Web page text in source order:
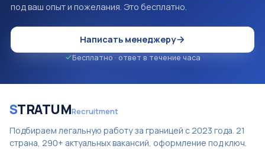
под ваш опыт и пожелания. Это бесплатно.
Написать менеджеру
Бесплатно · ответ в течение часа
STRATUMRecruitment
Подбираем легальную работу за границей с 2023 года. 21
страна, 290+ актуальных вакансий, оформление под ключ.